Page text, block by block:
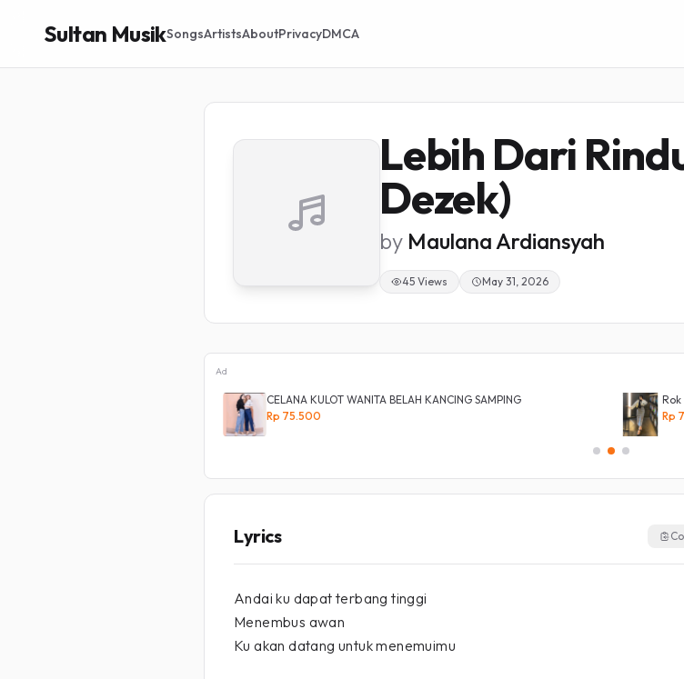
Sultan MusikSongsArtistsAboutPrivacyDMCA
Lebih Dari
Dezek)
by Maulana Ardiansyah
45 Views May 31, 2026
Ad
CELANA KULOT WANITA BELAH KANCING SAMPING
Rp 75.500
Rp
Lyrics
Andai ku dapat terbang tinggi
Menembus awan
Ku akan datang untuk menemuimu